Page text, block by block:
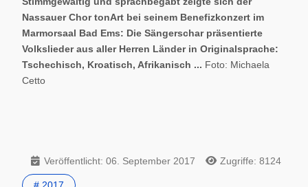
Nassauer Chor tonArt bei seinem Benefizkonzert im
Marmorsaal Bad Ems: Die Sängerschar präsentierte
Volkslieder aus aller Herren Länder in Originalsprache:
Tschechisch, Kroatisch, Afrikanisch ... Foto: Michaela
Cetto
Veröffentlicht: 06. September 2017 Zugriffe: 8124
# 2017